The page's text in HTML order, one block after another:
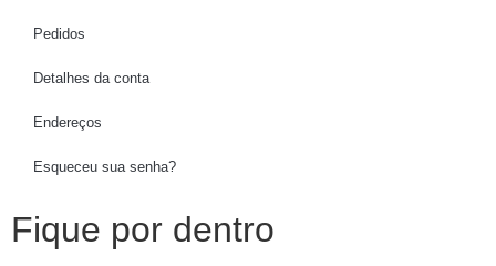
Pedidos
Detalhes da conta
Endereços
Esqueceu sua senha?
Fique por dentro